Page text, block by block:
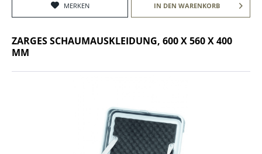
MERKEN IN DEN WARENKORB
ZARGES SCHAUMAUSKLEIDUNG, 600 X 560 X 400
MM